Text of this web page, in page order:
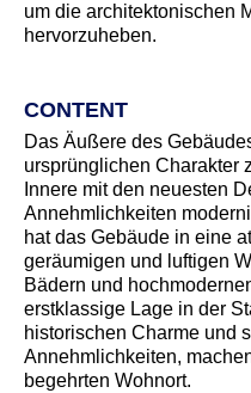
um die architektonischen
hervorzuheben.
CONTENT
Das Äußere des
ursprünglichen Charakter
Innere mit den neuesten
Annehmlichkeiten
hat das Gebäude in eine
geräumigen und luftigen
Bädern und
erstklassige Lage in der
historischen Charme und
Annehmlichkeiten,
begehrten Wohnort.